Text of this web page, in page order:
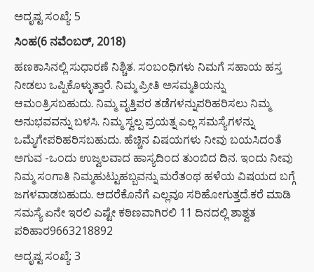
ಅದೃಷ್ಟ ಸಂಖ್ಯೆ: 5
ಸಿಂಹ(6 ನವೆಂಬರ್, 2018)
ಹಣಕಾಸಿನಲ್ಲಿ ಸುಧಾರಣೆ ನಿಶ್ಚಿತ. ಸಂಬಂಧಿಗಳು ನಿಮಗೆ ಸಹಾಯ ಹಸ್ತ
ನೀಡಲು ಒಪ್ಪಿಕೊಳ್ಳುತ್ತಾರೆ. ನಿಮ್ಮ ಪ್ರೀತಿ ಅಸಮ್ಮತಿಯನ್ನು
ಆಮಂತ್ರಿಸಬಹುದು. ನಿಮ್ಮ ವೃತ್ತಿಪರ ತಡೆಗಳನ್ನುಪರಿಹರಿಸಲು ನಿಮ್ಮ
ಅನುಭವವನ್ನು ಬಳಸಿ. ನಿಮ್ಮ ಸ್ವಲ್ಪ ಪ್ರಯತ್ನ ಎಲ್ಲ ಸಮಸ್ಯೆಗಳನ್ನು
ಒಮ್ಮೆಗೇಪರಿಹರಿಸಬಹುದು. ಹೆಚ್ಚಿನ ವಿಷಯಗಳು ನೀವು ಬಯಸಿದಂತೆ
ಅಗುವ -ಒಂದು ಉಜ್ವಲವಾದ ಹಾಸ್ಯದಿಂದ ತುಂಬಿದ ದಿನ. ಇಂದು ನೀವು
ನಿಮ್ಮ ಸಂಗಾತಿ ನಿಮ್ಮಹುಟ್ಟುಹಬ್ಬವನ್ನು ಮರೆತಂಥ ಹಳೆಯ ವಿಷಯದ ಬಗ್ಗೆ
ಜಗಳವಾಡಬಹುದು. ಆದರೆಕೊನೆಗೆ ಎಲ್ಲವೂ ಸರಿಹೋಗುತ್ತದೆ.ಕರೆ ಮಾಡಿ
ಸಮಸ್ಯೆ ಏನೇ ಇರಲಿ ಎಷ್ಟೇ ಕಠಿಣವಾಗಿರಲಿ 11 ದಿನದಲ್ಲಿ ಶಾಶ್ವತ
ಪರಿಹಾರ9663218892
ಅದೃಷ್ಟ ಸಂಖ್ಯೆ: 3